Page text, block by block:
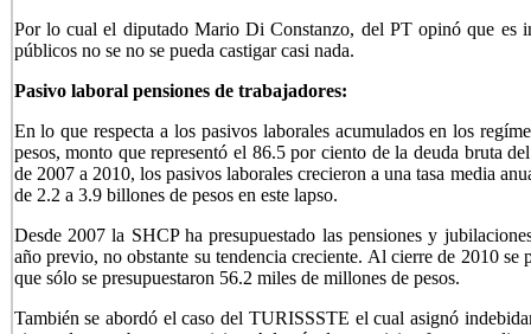
Por lo cual el diputado Mario Di Constanzo, del PT opinó que es
públicos no se no se pueda castigar casi nada.
Pasivo laboral pensiones de trabajadores:
En lo que respecta a los pasivos laborales acumulados en los
pesos, monto que representó el 86.5 por ciento de la deuda bruta
de 2007 a 2010, los pasivos laborales crecieron a una tasa media
de 2.2 a 3.9 billones de pesos en este lapso.
Desde 2007 la SHCP ha presupuestado las pensiones y
año previo, no obstante su tendencia creciente. Al cierre de 2010 se
que sólo se presupuestaron 56.2 miles de millones de pesos.
También se abordó el caso del TURISSSTE el cual asignó